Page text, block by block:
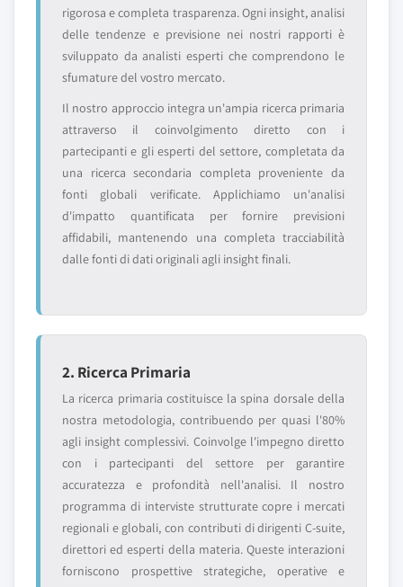
rigorosa e completa trasparenza. Ogni insight, analisi
delle tendenze e previsione nei nostri rapporti è
sviluppato da analisti esperti che comprendono le
sfumature del vostro mercato.
Il nostro approccio integra un'ampia ricerca primaria
attraverso il coinvolgimento diretto con i
partecipanti e gli esperti del settore, completata da
una ricerca secondaria completa proveniente da
fonti globali verificate. Applichiamo un'analisi
d'impatto quantificata per fornire previsioni
affidabili, mantenendo una completa tracciabilità
dalle fonti di dati originali agli insight finali.
2. Ricerca Primaria
La ricerca primaria costituisce la spina dorsale della
nostra metodologia, contribuendo per quasi l'80%
agli insight complessivi. Coinvolge l'impegno diretto
con i partecipanti del settore per garantire
accuratezza e profondità nell'analisi. Il nostro
programma di interviste strutturate copre i mercati
regionali e globali, con contributi di dirigenti C-suite,
direttori ed esperti della materia. Queste interazioni
forniscono prospettive strategiche, operative e